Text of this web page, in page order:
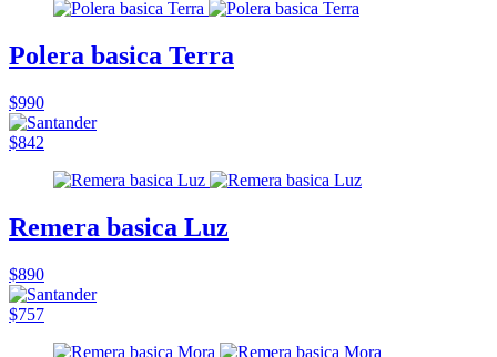
Polera basica Terra
$990
$842
Remera basica Luz
$890
$757